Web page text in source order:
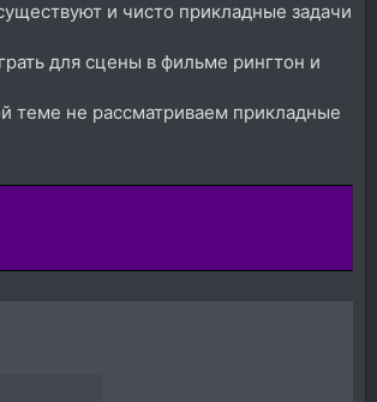
и чисто прикладные задачи
для сцены в фильме рингтон и
теме не рассматриваем прикладные